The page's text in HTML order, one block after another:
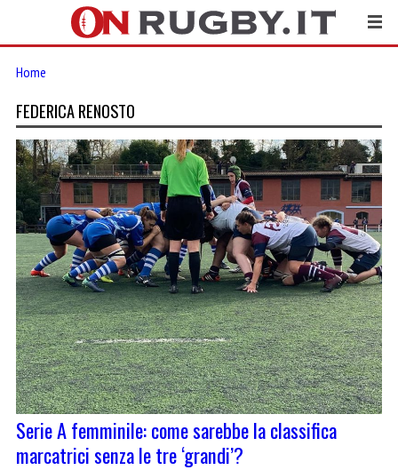
Home
FEDERICA RENOSTO
Serie A femminile: come sarebbe la classifica
marcatrici senza le tre ‘grandi’?